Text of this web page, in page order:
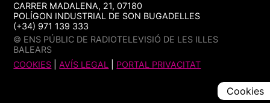
CARRER MADALENA, 21, 07180
POLÍGON INDUSTRIAL DE SON BUGADELLES
(+34) 971 139 333
© ENS PÚBLIC DE RADIOTELEVISIÓ DE LES ILLES
BALEARS
COOKIES |AVÍS LEGAL PORTAL PRIVACITAT
Cookies